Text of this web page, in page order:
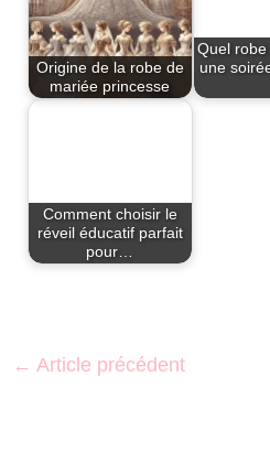
Origine de la robe de
mariée princesse
Quel
une
Comment choisir le
réveil éducatif parfait
pour…
← Article précédent